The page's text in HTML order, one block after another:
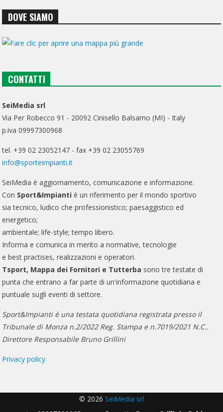
DOVE SIAMO
CONTATTI
SeiMedia srl
Via Per Robecco 91 - 20092 Cinisello Balsamo (MI) - Italy
p.iva 09997300968
tel. +39 02 23052147 - fax +39 02 23055769
info@sporteimpianti.it
SeiMedia è aggiornamento, comunicazione e informazione.
Con Sport&Impianti è un riferimento per il mondo sportivo
sia tecnico, ludico che professionistico; paesaggistico ed
energetico;
ambientale; life-style; tempo libero.
Informa e comunica in merito a normative, tecnologie
e best practises, realizzazioni e operatori.
Tsport, Mappa dei Fornitori e Tutterba sono tre testate di
punta che entrano a far parte di un'informazione quotidiana e
puntuale sugli eventi di settore.
Sport&Impianti è una testata quotidiana registrata presso il
Tribunale di Monza n.2/2022 Reg. Stampa e n.7019/2021 N.C..
Direttore Responsabile Bruno Grillini
Privacy policy
© 2026 SeiMedia srl